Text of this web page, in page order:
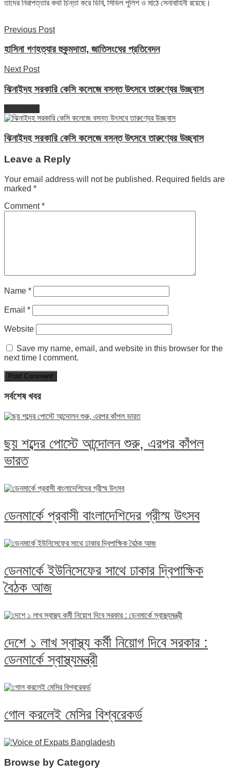
তাদের নিরাপত্তার কথা চিন্তা করে ডিবি, সিভিল পুলিশ ও মাঠে সেনাবাহিনী রয়েছে।
Previous Post
হাসিনা গণহত্যার হুকুমদাতা, জাতিসংঘের প্রতিবেদন
Next Post
ঝিনাইদহ সরকারি কেসি কলেজে বসন্ত উৎসবে তারুণ্যের উচ্ছ্বাস
ঝিনাইদহ সরকারি কেসি কলেজে বসন্ত উৎসবে তারুণ্যের উচ্ছ্বাস
Leave a Reply
Your email address will not be published. Required fields are
marked *
Comment*
Name *
Email *
Website
Save my name, email, and website in this browser for the
next time I comment.
সর্বশেষ খবর
ছয় শব্দের পোস্টে আন্দোলন শুরু, এরপর কাঁপল
ভারত
ডেনমার্কে প্রবাসী বাংলাদেশিদের গ্রীস্ম উৎসব
ডেনমার্কে ইউনিসেফের সাথে ঢাকার দ্বিপাক্ষিক
বৈঠক আজ
দেশে ১ লাখ স্বাস্থ্য কর্মী নিয়োগ দিবে সরকার :
ডেনমার্কে স্বাস্থ্যমন্ত্রী
গোল করলেই মেসির বিশ্বরেকর্ড
Browse by Category